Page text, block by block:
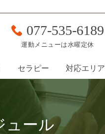
077-535-6189
運動メニューは水曜定休
セラピー 対応エリア
ュール